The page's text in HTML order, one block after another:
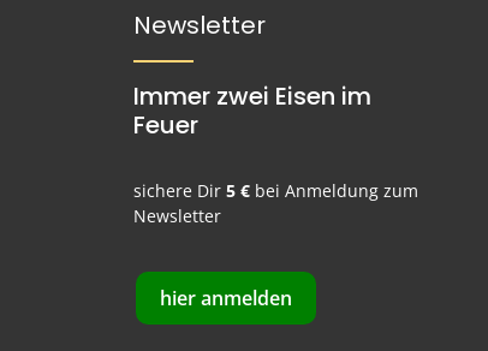
Newsletter
Immer zwei Eisen im
Feuer
sichere Dir5 € bei Anmeldung zum
Newsletter
hier anmelden